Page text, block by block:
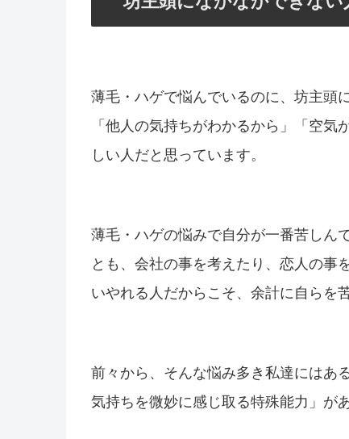
薄毛・ハゲで悩んでいるのに、坊主頭
「他人の気持ちがわかるから」「空
しい人だと思っています。
薄毛・ハゲの悩みで自分が一番苦しん
とも、会社の事を考えたり、恋人の事
いやれる人だからこそ、余計に自らを
前々から、そんな悩み多き私達にはあ
気持ちを微妙に感じ取る特殊能力」が